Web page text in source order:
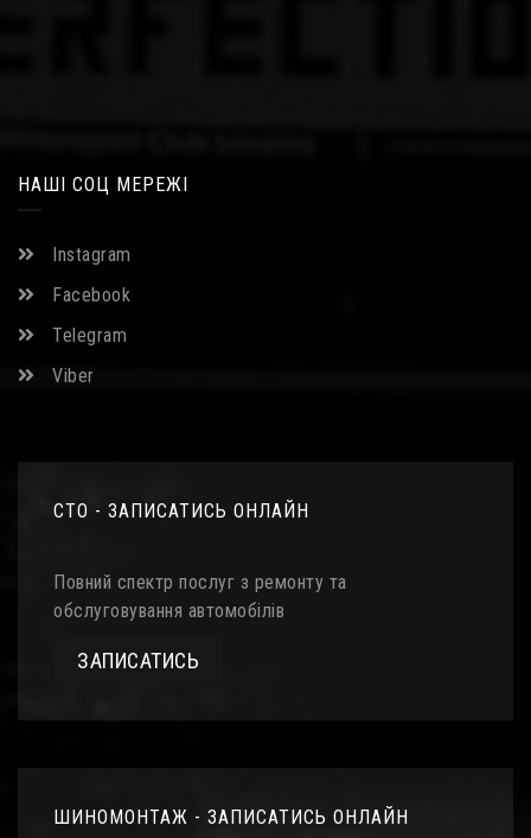
НАШІ СОЦ МЕРЕЖІ
Instagram
Facebook
Telegram
Viber
СТО - ЗАПИСАТИСЬ ОНЛАЙН
Повний спектр послуг з ремонту та
обслуговування автомобілів
ЗАПИСАТИСЬ
ШИНОМОНТАЖ - ЗАПИСАТИСЬ ОНЛАЙН